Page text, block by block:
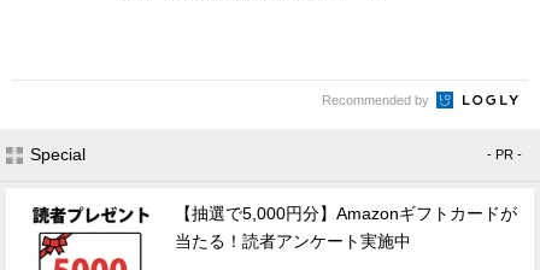
Recommended by
Special - PR -
【抽選で5,000円分】Amazonギフトカードが
当たる！読者アンケート実施中